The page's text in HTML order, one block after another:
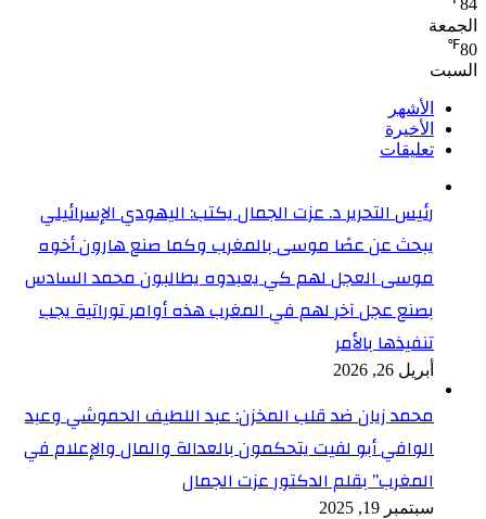
84
الجمعة
80
℉
السبت
الأشهر
الأخيرة
تعليقات
رئيس التحرير د. عزت الجمال يكتب: اليهودي الإسرائيلي
يبحث عن عصًا موسى بالمغرب وكما صنع هارون أخوه
موسى العجل لهم كي يعبدوه يطالبون محمد السادس
بصنع عجل آخر لهم في المغرب هذه أوامر توراتية يجب
تنفيذها بالأمر
أبريل 26, 2026
محمد زيان ضد قلب المخزن: عبد اللطيف الحموشي وعبد
الوافي أبو لفيت يتحكمون بالعدالة والمال والإعلام في
المغرب” بقلم الدكتور عزت الجمال
سبتمبر 19, 2025